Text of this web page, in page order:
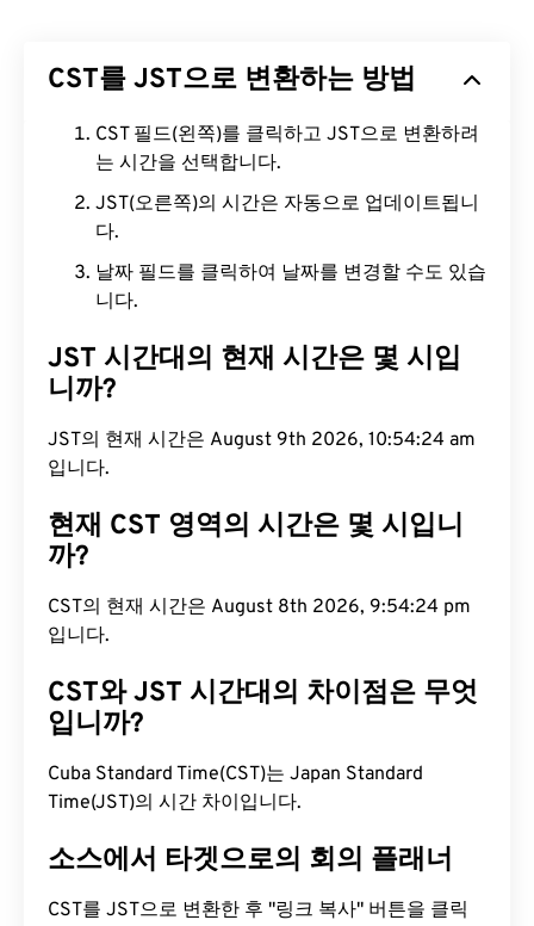
CST를 JST으로 변환하는 방법
CST 필드(왼쪽)를 클릭하고 JST으로 변환하려
는 시간을 선택합니다.
JST(오른쪽)의 시간은 자동으로 업데이트됩니
다.
날짜 필드를 클릭하여 날짜를 변경할 수도 있습
니다.
JST 시간대의 현재 시간은 몇 시입
니까?
JST의 현재 시간은 August 9th 2026, 10:54:25 am
입니다.
현재 CST 영역의 시간은 몇 시입니
까?
CST의 현재 시간은 August 8th 2026, 9:54:25 pm
입니다.
CST와 JST 시간대의 차이점은 무엇
입니까?
Cuba Standard Time(CST)는 Japan Standard
Time(JST)의 시간 차이입니다.
소스에서 타겟으로의 회의 플래너
CST를 JST으로 변환한 후 "링크 복사" 버튼을 클릭